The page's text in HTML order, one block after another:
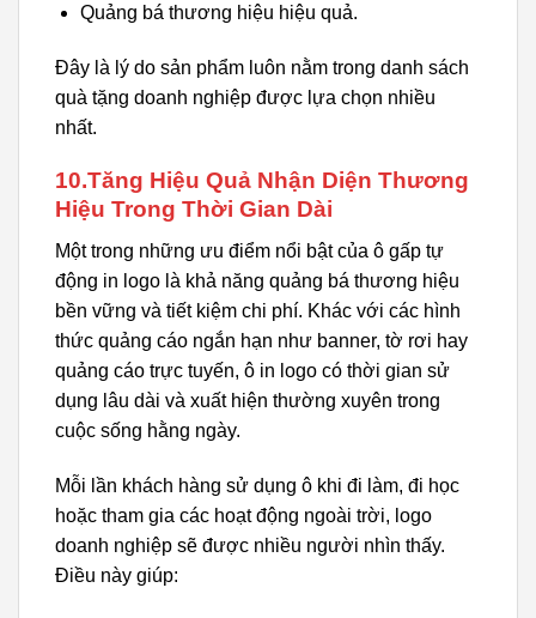
Quảng bá thương hiệu hiệu quả.
Đây là lý do sản phẩm luôn nằm trong danh sách
quà tặng doanh nghiệp được lựa chọn nhiều
nhất.
10.Tăng Hiệu Quả Nhận Diện Thương
Hiệu Trong Thời Gian Dài
Một trong những ưu điểm nổi bật của ô gấp tự
động in logo là khả năng quảng bá thương hiệu
bền vững và tiết kiệm chi phí. Khác với các hình
thức quảng cáo ngắn hạn như banner, tờ rơi hay
quảng cáo trực tuyến, ô in logo có thời gian sử
dụng lâu dài và xuất hiện thường xuyên trong
cuộc sống hằng ngày.
Mỗi lần khách hàng sử dụng ô khi đi làm, đi học
hoặc tham gia các hoạt động ngoài trời, logo
doanh nghiệp sẽ được nhiều người nhìn thấy.
Điều này giúp: